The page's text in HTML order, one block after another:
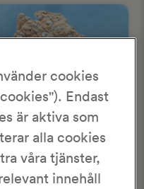
med linser
och solrosfrön
cookies
Endast
är aktiva som
alla cookies
våra tjänster,
innehåll